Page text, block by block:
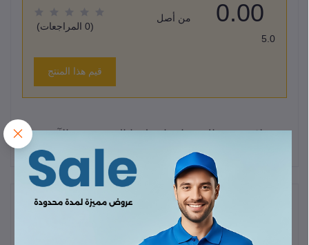
0.00
من أصل
5.0
(0 المراجعات)
قيم هذا المنتج
لا يوجد هناك مراجعات لهذا المنتج حتى الآن.